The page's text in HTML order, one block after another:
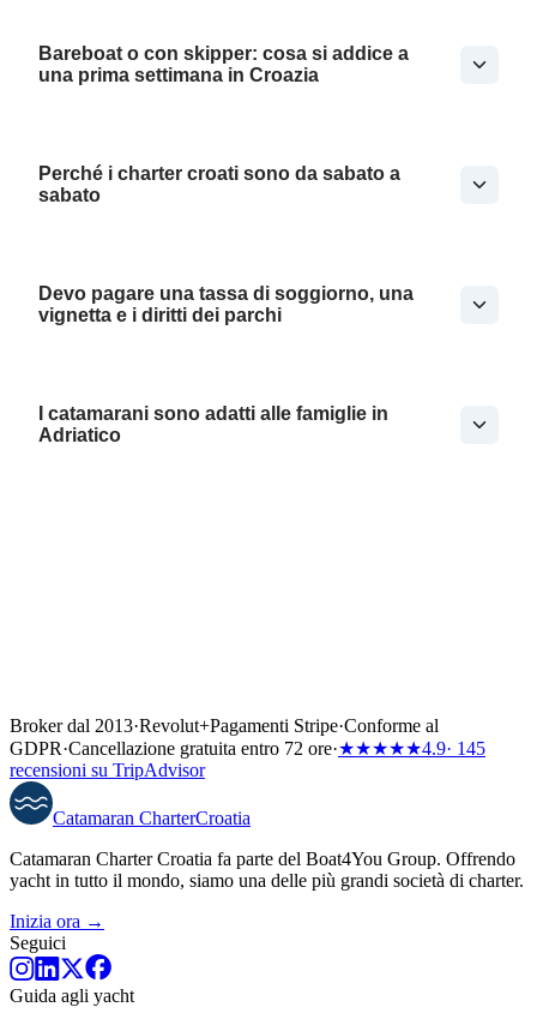
Bareboat o con skipper: cosa si addice a
una prima settimana in Croazia
Perché i charter croati sono da sabato a
sabato
Devo pagare una tassa di soggiorno, una
vignetta e i diritti dei parchi
I catamarani sono adatti alle famiglie in
Adriatico
Broker dal 2013·Revolut+Pagamenti Stripe·Conforme al
GDPR·Cancellazione gratuita entro 72 ore·★★★★★4.9· 145
recensioni su TripAdvisor
Catamaran CharterCroatia
Catamaran Charter Croatia fa parte del Boat4You Group. Offrendo
yacht in tutto il mondo, siamo una delle più grandi società di charter.
Inizia ora →
Seguici
Guida agli yacht